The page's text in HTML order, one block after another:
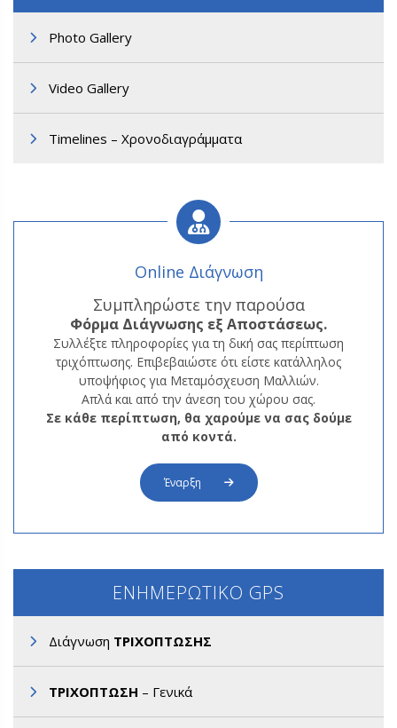
Photo Gallery
Video Gallery
Timelines – Χρονοδιαγράμματα
Online Διάγνωση
Συμπληρώστε την παρούσα
Φόρμα Διάγνωσης εξ Αποστάσεως.
Συλλέξτε πληροφορίες για τη δική σας περίπτωση
τριχόπτωσης. Επιβεβαιώστε ότι είστε κατάλληλος
υποψήφιος για Μεταμόσχευση Μαλλιών.
Απλά και από την άνεση του χώρου σας.
Σε κάθε περίπτωση, θα χαρούμε να σας δούμε
από κοντά.
Έναρξη
ΕΝΗΜΕΡΩΤΙΚΟ GPS
Διάγνωση ΤΡΙΧΟΠΤΩΣΗΣ
ΤΡΙΧΟΠΤΩΣΗ – Γενικά